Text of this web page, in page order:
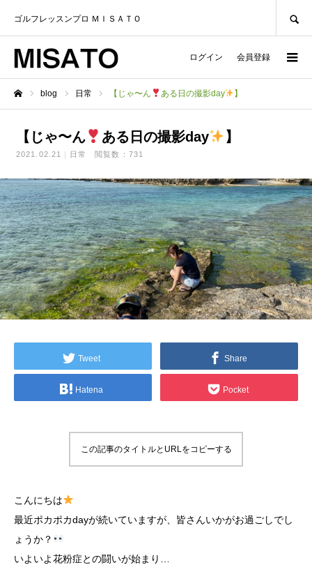
ゴルフレッスンプロ ＭＩＳＡＴＯ
ログイン 会員登録
blog 日常 【じゃ〜ん ある日の撮影day 】
【じゃ〜ん ある日の撮影day 】
2021.02.21 日常 閲覧数：731
Tweet Share
Hatena Pocket
この記事のタイトルとURLをコピーする
こんにちは
最近ポカポカdayが続いていますが、皆さんいかがお過ごしでし
ょうか？
いよいよ花粉症との闘いが始まり…